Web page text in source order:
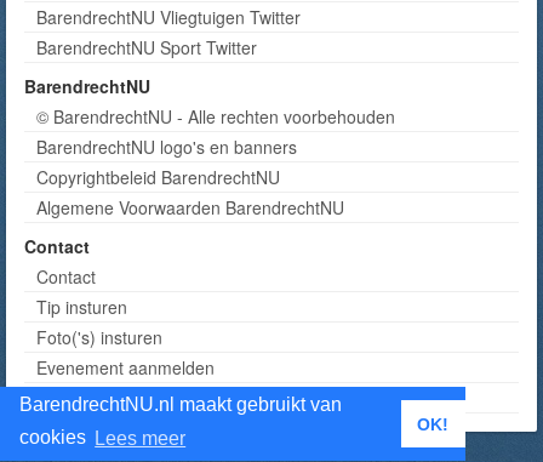
BarendrechtNU.nl maakt gebruikt van
cookies Lees meer
OK!
BarendrechtNU Vliegtuigen Twitter
BarendrechtNU Sport Twitter
BarendrechtNU
© BarendrechtNU - Alle rechten voorbehouden
BarendrechtNU logo's en banners
Copyrightbeleid BarendrechtNU
Algemene Voorwaarden BarendrechtNU
Contact
Contact
Tip insturen
Foto('s) insturen
Evenement aanmelden
Informatie aanvragen adverteren